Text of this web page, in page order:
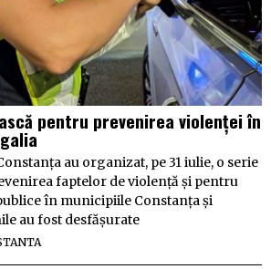
pentru prevenirea violenței în
au organizat, pe 31 iulie, o serie
faptelor de violență și pentru
în municipiile Constanța și
au fost desfășurate